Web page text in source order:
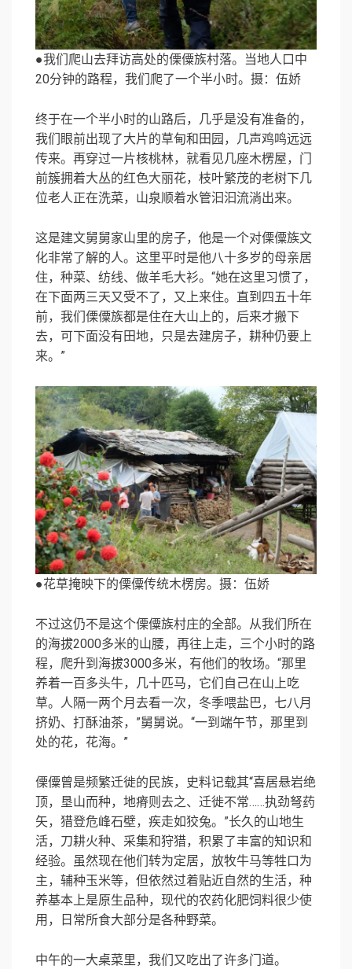
●我们爬山去拜访高处的傈僳族村落。当地人口中
20分钟的路程，我们爬了一个半小时。摄：伍娇
终于在一个半小时的山路后，几乎是没有准备的，
我们眼前出现了大片的草甸和田园，几声鸡鸣远远
传来。再穿过一片核桃林，就看见几座木楞屋，门
前簇拥着大丛的红色大丽花，枝叶繁茂的老树下几
位老人正在洗菜，山泉顺着水管汩汩流淌出来。
这是建文舅舅家山里的房子，他是一个对傈僳族文
化非常了解的人。这里平时是他八十多岁的母亲居
住，种菜、纺线、做羊毛大衫。“她在这里习惯了，
在下面两三天又受不了，又上来住。直到四五十年
前，我们傈僳族都是住在大山上的，后来才搬下
去，可下面没有田地，只是去建房子，耕种仍要上
来。”
●花草掩映下的傈僳传统木楞房。摄：伍娇
不过这仍不是这个傈僳族村庄的全部。从我们所在
的海拔2000多米的山腰，再往上走，三个小时的路
程，爬升到海拔3000多米，有他们的牧场。“那里
养着一百多头牛，几十匹马，它们自己在山上吃
草。人隔一两个月去看一次，冬季喂盐巴，七八月
挤奶、打酥油茶，”舅舅说。“一到端午节，那里到
处的花，花海。”
傈僳曾是频繁迁徙的民族，史料记载其“喜居悬岩绝
顶，垦山而种，地瘠则去之、迁徙不常……执劲弩药
矢，猎登危峰石壁，疾走如狡兔。”长久的山地生
活，刀耕火种、采集和狩猎，积累了丰富的知识和
经验。虽然现在他们转为定居，放牧牛马等牲口为
主，辅种玉米等，但依然过着贴近自然的生活，种
养基本上是原生品种，现代的农药化肥饲料很少使
用，日常所食大部分是各种野菜。
中午的一大桌菜里，我们又吃出了许多门道。